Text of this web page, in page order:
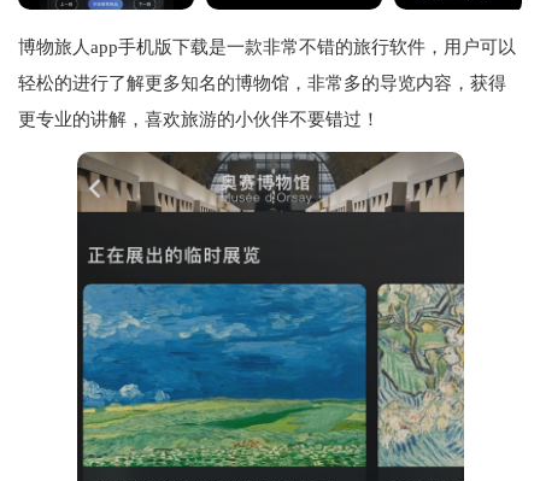
博物旅人app手机版下载是一款非常不错的旅行软件，用户可以
轻松的进行了解更多知名的博物馆，非常多的导览内容，获得
更专业的讲解，喜欢旅游的小伙伴不要错过！